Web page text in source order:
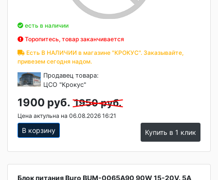
есть в наличии
Торопитесь, товар заканчивается
Есть В НАЛИЧИИ в магазине "КРОКУС". Заказывайте,
привезем сегодня надом.
Продавец товара:
ЦСО "Крокус"
1900 руб. 1950 руб.
Цена актульна на 06.08.2026 16:21
В корзину Купить в 1 клик
Блок питания Buro BUM-0065A90 90W 15-20V. 5A